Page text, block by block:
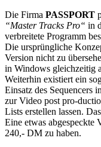
Die Firma PASSPORT
“Master Tracks Pro“ in
verbreitete Programm
Die ursprüngliche
Version nicht zu
in Windows gleichzeitig
Weiterhin existiert ein
Einsatz des Sequencers
zur Video post pro-
Lists erstellen lassen.
Eine etwas abgespeckte
240,- DM zu haben.